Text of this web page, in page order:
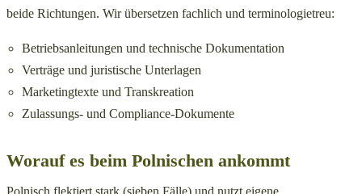
beide Richtungen. Wir übersetzen fachlich und terminologietreu:
Betriebsanleitungen und technische Dokumentation
Verträge und juristische Unterlagen
Marketingtexte und Transkreation
Zulassungs- und Compliance-Dokumente
Worauf es beim Polnischen ankommt